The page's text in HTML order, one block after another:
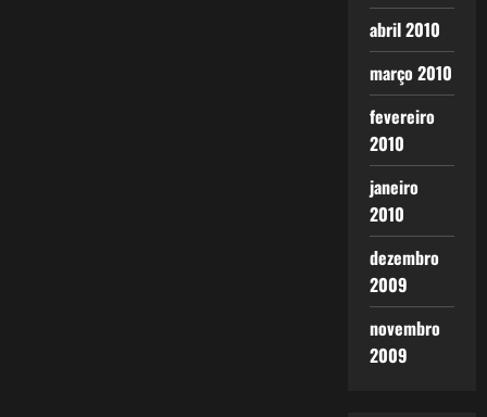
abril 2010
março 2010
fevereiro
2010
janeiro
2010
dezembro
2009
novembro
2009